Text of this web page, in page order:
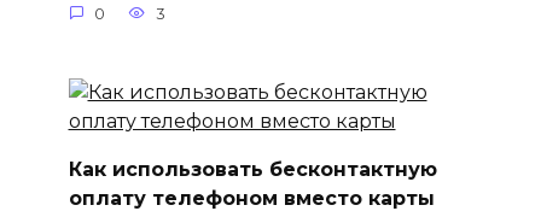
0 3
Как использовать бесконтактную
оплату телефоном вместо карты